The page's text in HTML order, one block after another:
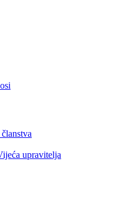
upravitelja